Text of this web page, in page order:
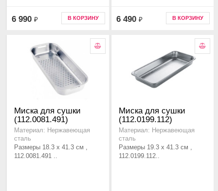
6 990 ₽ В КОРЗИНУ 6 490 ₽ В КОРЗИНУ
Миска для сушки
(112.0081.491)
Материал: Нержавеющая
сталь
Размеры 18.3 x 41.3 см ,
112.0081.491 ..
Миска для сушки
(112.0199.112)
Материал: Нержавеющая
сталь
Размеры 19.3 x 41.3 см ,
112.0199.112..